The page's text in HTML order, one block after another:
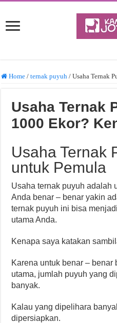
Home / ternak puyuh / Usaha Ternak
Usaha Ternak
1000 Ekor?
Usaha Ternak
untuk Pemula
Usaha ternak puyuh adalah
Anda benar – benar yakin
ternak puyuh ini bisa
utama Anda.
Kenapa saya katakan
Karena untuk benar –
utama, jumlah puyuh yang
banyak.
Kalau yang dipelihara
dipersiapkan.